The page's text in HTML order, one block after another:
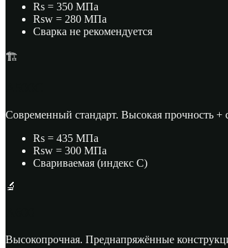
Rs = 350 МПа
Rsw = 280 МПа
Сварка не рекомендуется
🏗
Современный стандарт. Высокая прочность +
Rs = 435 МПа
Rsw = 300 МПа
Свариваемая (индекс С)
🔬
Высокопрочная. Преднапряжённые